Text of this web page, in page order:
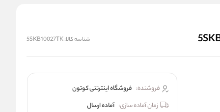
شناسه کالا:5SKB10027TK
فروشنده: فروشگاه اینترنتی کوتون
زمان آماده سازی: آماده ارسال